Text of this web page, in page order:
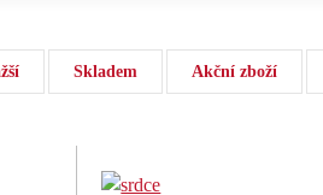
Skladem Akční zboží